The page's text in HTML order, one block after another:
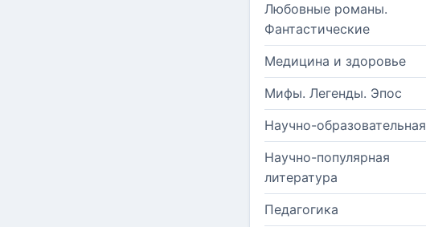
Любовные романы.
Фантастические
Медицина и здоровье
Мифы. Легенды. Эпос
Научно-образовательная
Научно-популярная
литература
Педагогика